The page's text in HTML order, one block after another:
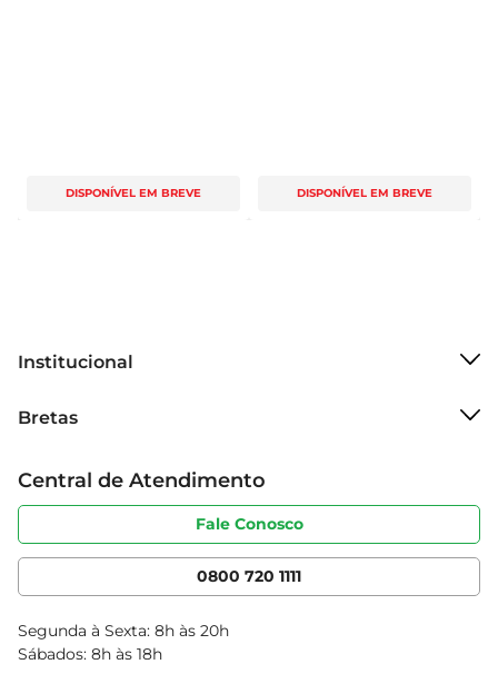
DISPONÍVEL EM BREVE DISPONÍVEL EM BREVE
Institucional
Grupo Cencosud
Sobre privacidade
Portal do fornecedor
Cencosud Media
Bretas
Produtos Bretas
Código de ética
Serviços
Clube Bretas
Blog Bretas
Black Friday
Central de Atendimento
Fale Conosco
0800 720 1111
Segunda à Sexta: 8h às 20h
Sábados: 8h às 18h